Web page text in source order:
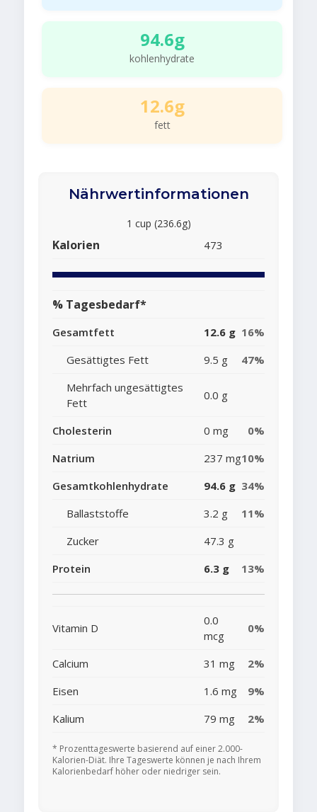
94.6g
kohlenhydrate
12.6g
fett
Nährwertinformationen
1 cup (236.6g)
Kalorien 473
% Tagesbedarf*
Gesamtfett 12.6 g 16%
Gesättigtes Fett
9.5 g
47%
Mehrfach ungesättigtes
Fett
0.0 g
Cholesterin 0 mg
0%
Natrium
237 mg10%
Gesamtkohlenhydrate
94.6 g 34%
Ballaststoffe
3.2 g
11%
Zucker
47.3 g
Protein
6.3 g 13%
Vitamin D
0.0
mcg
0%
Calcium 31 mg
2%
Eisen
1.6 mg
9%
Kalium
79 mg 2%
* Prozenttageswerte basierend auf einer 2.000-
Kalorien-Diät. Ihre Tageswerte können je nach Ihrem
Kalorienbedarf höher oder niedriger sein.